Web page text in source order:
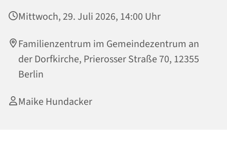
Mittwoch, 29. Juli 2026, 14:00 Uhr
Familienzentrum im Gemeindezentrum an
der Dorfkirche, Prierosser Straße 70, 12355
Berlin
Maike Hundacker